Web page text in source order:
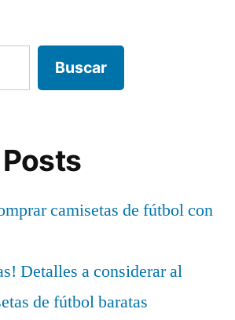
Buscar
camisetas de fútbol con
Detalles a considerar al
de fútbol baratas